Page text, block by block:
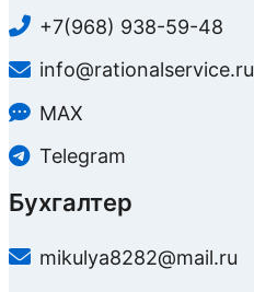
+7(968) 938-59-48
info@rationalservice.ru
MAX
Telegram
Бухгалтер
mikulya8282@mail.ru